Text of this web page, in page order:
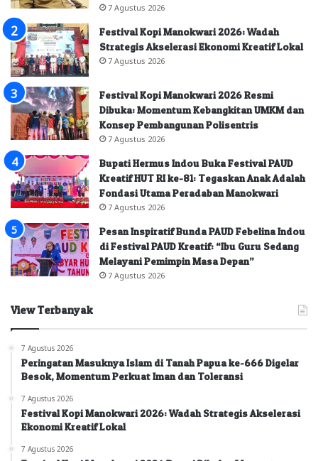
7 Agustus 2026
Festival Kopi Manokwari 2026: Wadah
Strategis Akselerasi Ekonomi Kreatif Lokal
7 Agustus 2026
Festival Kopi Manokwari 2026 Resmi
Dibuka: Momentum Kebangkitan UMKM dan
Konsep Pembangunan Polisentris
7 Agustus 2026
Bupati Hermus Indou Buka Festival PAUD
Kreatif HUT RI ke-81: Tegaskan Anak Adalah
Fondasi Utama Peradaban Manokwari
7 Agustus 2026
Pesan Inspiratif Bunda PAUD Febelina Indou
di Festival PAUD Kreatif: “Ibu Guru Sedang
Melayani Pemimpin Masa Depan”
7 Agustus 2026
View Terbanyak
7 Agustus 2026
Peringatan Masuknya Islam di Tanah Papua ke-666 Digelar
Besok, Momentum Perkuat Iman dan Toleransi
7 Agustus 2026
Festival Kopi Manokwari 2026: Wadah Strategis Akselerasi
Ekonomi Kreatif Lokal
7 Agustus 2026